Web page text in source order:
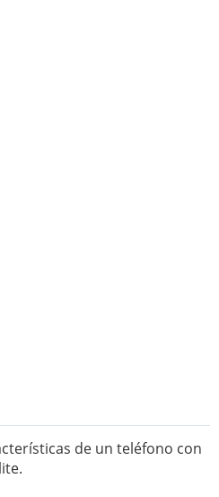
de un teléfono con